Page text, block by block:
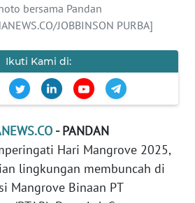
bersama Pandan
JOBBINSON PURBA]
Ikuti Kami di:
- PANDAN
Hari Mangrove 2025,
lingkungan membuncah di
Mangrove Binaan PT